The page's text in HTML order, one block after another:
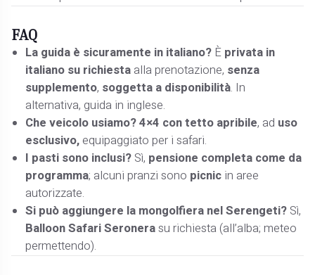
FAQ
La guida è sicuramente in italiano? È privata in
italiano su richiesta alla prenotazione, senza
supplemento, soggetta a disponibilità. In
alternativa, guida in inglese.
Che veicolo usiamo?4×4 con tetto apribile, ad uso
esclusivo,equipaggiato per i safari.
I pasti sono inclusi? Sì, pensione completa come da
programma; alcuni pranzi sono picnic in aree
autorizzate.
Si può aggiungere la mongolfiera nel Serengeti? Sì,
Balloon Safari Seronerasu richiesta (all’alba; meteo
permettendo).